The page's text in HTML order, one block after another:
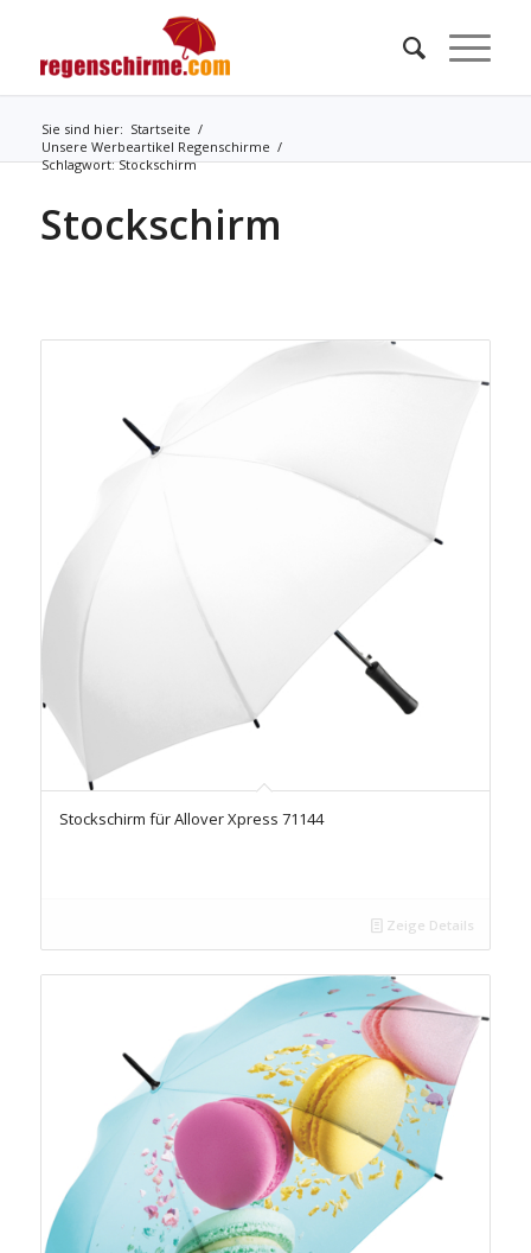
Sie sind hier: Startseite /
Unsere Werbeartikel Regenschirme /
Schlagwort: Stockschirm
Stockschirm
Stockschirm für Allover Xpress 71144
Zeige Details